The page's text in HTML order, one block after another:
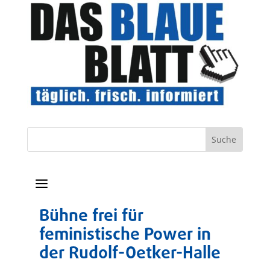
a
Bühne frei für
feministische Power in
der Rudolf-Oetker-Halle